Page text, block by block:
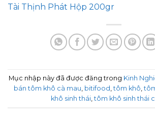
Tài Thịnh Phát Hộp 200gr
Mục nhập này đã được đăng trong Kinh
bán tôm khô cà mau bitifood ,tôm khô ,
khô sinh thái ,tôm khô sinh thái